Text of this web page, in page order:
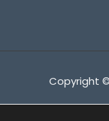
Copyright